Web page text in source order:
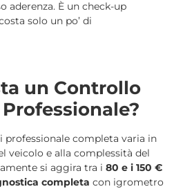
aderenza. È un check-up
solo un po’ di
un Controllo
professionale completa varia in
veicolo e alla complessità del
si aggira tra i 80 e i 150 €
completa con igrometro